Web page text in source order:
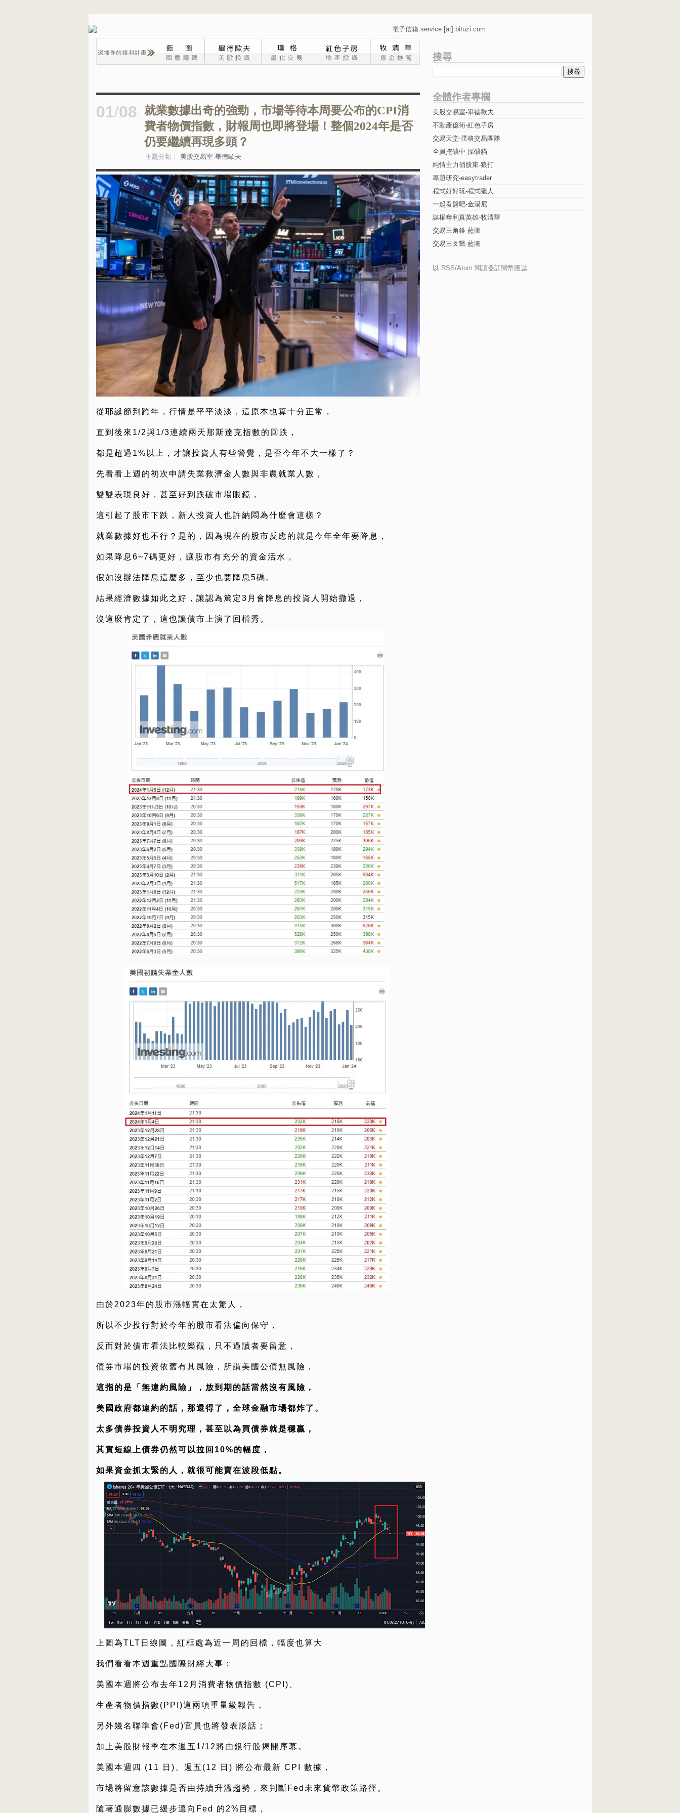
電子信箱 service [at] bituzi.com
01/08 就業數據出奇的強勁，市場等待本周要公布的CPI消
費者物價指數，財報周也即將登場！整個2024年是否
仍要繼續再現多頭？
主題分類： 美股交易室-畢德歐夫
從耶誕節到跨年，行情是平平淡淡，這原本也算十分正常，
直到後來1/2與1/3連續兩天那斯達克指數的回跌，
都是超過1%以上，才讓投資人有些警覺，是否今年不大一樣了？
先看看上週的初次申請失業救濟金人數與非農就業人數，
雙雙表現良好，甚至好到跌破市場眼鏡，
這引起了股市下跌，新人投資人也許納悶為什麼會這樣？
就業數據好也不行？是的，因為現在的股市反應的就是今年全年要降息，
如果降息6~7碼更好，讓股市有充分的資金活水，
假如沒辦法降息這麼多，至少也要降息5碼。
結果經濟數據如此之好，讓認為篤定3月會降息的投資人開始撤退，
沒這麼肯定了，這也讓債市上演了回檔秀。
由於2023年的股市漲幅實在太驚人，
所以不少投行對於今年的股市看法偏向保守，
反而對於債市看法比較樂觀，只不過讀者要留意，
債券市場的投資依舊有其風險，所謂美國公債無風險，
這指的是「無違約風險」，放到期的話當然沒有風險，
美國政府都違約的話，那還得了，全球金融市場都炸了。
太多債券投資人不明究理，甚至以為買債券就是穩贏，
其實短線上債券仍然可以拉回10%的幅度，
如果資金抓太緊的人，就很可能賣在波段低點。
上圖為TLT日線圖，紅框處為近一周的回檔，幅度也算大
我們看看本週重點國際財經大事：
美國本週將公布去年12月消費者物價指數 (CPI)、
生產者物價指數(PPI)這兩項重量級報告，
另外幾名聯準會(Fed)官員也將發表談話；
加上美股財報季在本週五1/12將由銀行股揭開序幕。
美國本週四 (11 日)、週五(12 日) 將公布最新 CPI 數據，
市場將留意該數據是否由持續升溫趨勢，來判斷Fed未來貨幣政策路徑。
隨著通膨數據已緩步邁向Fed 的2%目標，
搜尋
全體作者專欄
美股交易室-畢德歐夫
不動產億術-紅色子房
交易天堂-璞格交易團隊
全員挖礦中-採礦貓
純情主力俏股東-狼打
專題研究-easytrader
程式好好玩-程式獵人
一起看盤吧-金湯尼
謀權奪利真英雄-牧清華
交易三角錐-藍圖
交易三叉戳-藍圖
以 RSS/Atom 閱讀器訂閱幣圖誌